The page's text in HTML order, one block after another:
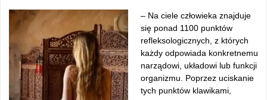
– Na ciele człowieka znajduje
się ponad 1100 punktów
refleksologicznych, z których
każdy odpowiada konkretnemu
narządowi, układowi lub funkcji
organizmu. Poprzez uciskanie
tych punktów klawikami,